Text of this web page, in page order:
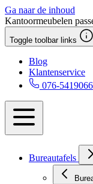
Ga naar de inhoud
Kantoormeubelen
Toggle toolbar links
Blog
Klantenservice
076-5419066
Bureautafels